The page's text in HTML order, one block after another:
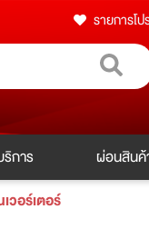
รายการโ
การ ผ่อนสินค้
วอร์เตอร์